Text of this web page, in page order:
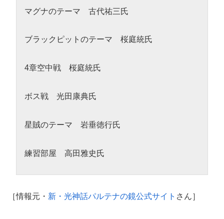
マグナのテーマ 古代祐三氏
ブラックピットのテーマ 桜庭統氏
4章空中戦 桜庭統氏
ボス戦 光田康典氏
星賊のテーマ 岩垂徳行氏
練習部屋 高田雅史氏
［情報元・ 新・光神話パルテナの鏡公式サイト さん］